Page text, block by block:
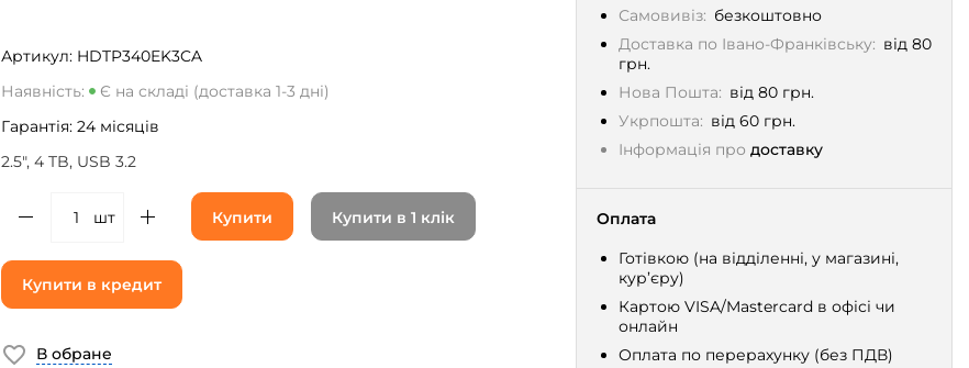
Самовивіз: безкоштовно
Доставка по Івано-Франківську: від 80
грн.
Нова Пошта: від 80 грн.
Укрпошта: від 60 грн.
Інформація про доставку
Оплата
Готівкою (на відділенні, у магазині,
кур’єру)
Картою VISA/Mastercard в офісі чи
онлайн
Оплата по перерахунку (без ПДВ)
Артикул: HDTP340EK3CA
Наявність:
Є на складі (доставка 1-3 дні)
Гарантія: 24 місяців
2.5", 4 TB, USB 3.2
шт Купити Купити в 1 клік
Купити в кредит
В обране